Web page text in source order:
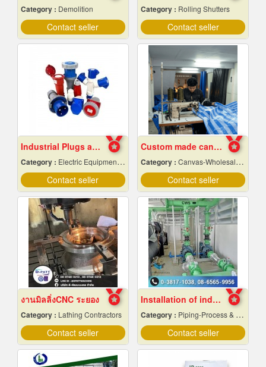
Category : Demolition
Contact seller
Category : Rolling Shutters
Contact seller
Industrial Plugs and Sockets in Pattaya, Chonburi
Category : Electric Equipment & Supplies-Wholesale & Manufacturers
Contact seller
Custom made canvas production
Category : Canvas-Wholesale & Manufacturers
Contact seller
งานมิลลิ่งCNC ระยอง
Category : Lathing Contractors
Contact seller
Installation of industrial piping work
Category : Piping-Process & Industrial
Contact seller